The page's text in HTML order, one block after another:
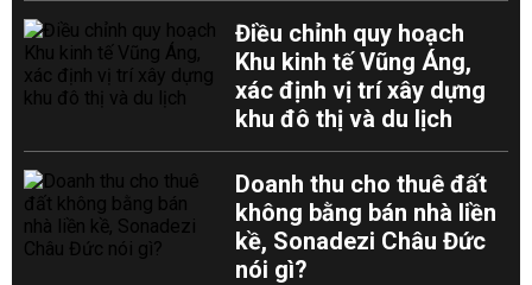
Điều chỉnh quy hoạch
Khu kinh tế Vũng Áng,
xác định vị trí xây dựng
khu đô thị và du lịch
Doanh thu cho thuê đất
không bằng bán nhà liền
kề, Sonadezi Châu Đức
nói gì?